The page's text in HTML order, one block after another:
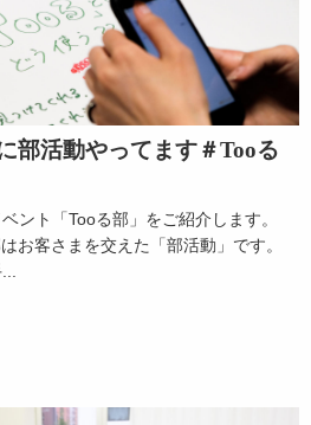
部活動やってます＃Tooる
ント「Tooる部」をご紹介します。
お客さまを交えた「部活動」です。